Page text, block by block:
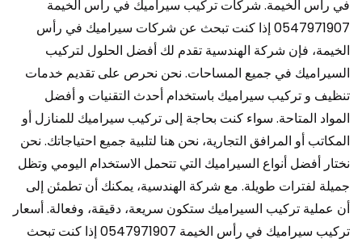
في رأس الخيمة. شركات تركيب سيراميك في رأس الخيمة
0547971907 إذا كنت تبحث عن شركات سيراميك في رأس
الخيمة، فإن شركة الهندسية تقدم لك أفضل الحلول لتركيب
السيراميك في جميع المساحات. نحن نحرص على تقديم خدمات
تنظيف و تركيب سيراميك باستخدام أحدث التقنيات و أفضل
المواد المتاحة. سواء كنت بحاجة إلى تركيب سيراميك للمنازل أو
المكاتب أو المرافق التجارية، نحن هنا لتلبية جميع احتياجاتك. نحن
نختار أفضل أنواع السيراميك التي تتحمل الاستخدام اليومي وتظل
جميلة لفترات طويلة. مع شركة الهندسية، يمكنك أن تطمئن إلى
أن عملية تركيب السيراميك ستكون سريعة، دقيقة، وفعالة. أسعار
تركيب سيراميك في رأس الخيمة 0547971907 إذا كنت تبحث